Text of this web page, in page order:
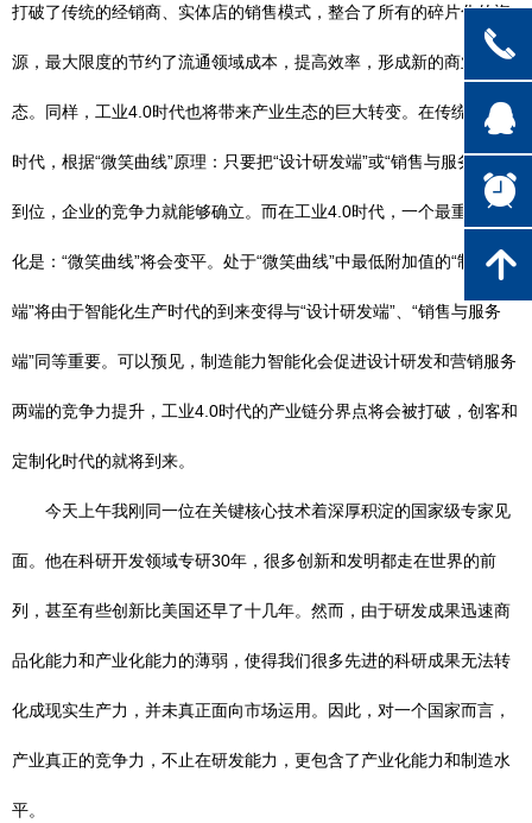
打破了传统的经销商、实体店的销售模式，整合了所有的碎片化的资
源，最大限度的节约了流通领域成本，提高效率，形成新的商业生
态。同样，工业4.0时代也将带来产业生态的巨大转变。在传统制造业
时代，根据“微笑曲线”原理：只要把“设计研发端”或“销售与服务端”做
到位，企业的竞争力就能够确立。而在工业4.0时代，一个最重要的变
化是：“微笑曲线”将会变平。处于“微笑曲线”中最低附加值的“制造
端”将由于智能化生产时代的到来变得与“设计研发端”、“销售与服务
端”同等重要。可以预见，制造能力智能化会促进设计研发和营销服务
两端的竞争力提升，工业4.0时代的产业链分界点将会被打破，创客和
定制化时代的就将到来。
今天上午我刚同一位在关键核心技术着深厚积淀的国家级专家见
面。他在科研开发领域专研30年，很多创新和发明都走在世界的前
列，甚至有些创新比美国还早了十几年。然而，由于研发成果迅速商
品化能力和产业化能力的薄弱，使得我们很多先进的科研成果无法转
化成现实生产力，并未真正面向市场运用。因此，对一个国家而言，
产业真正的竞争力，不止在研发能力，更包含了产业化能力和制造水
平。
끅
뀩
뀥
녕